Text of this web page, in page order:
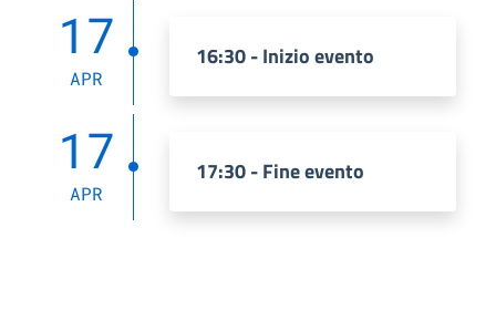
17
APR
16:30 - Inizio evento
17
APR
17:30 - Fine evento